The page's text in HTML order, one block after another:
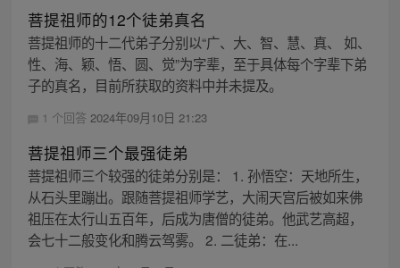
菩提祖师的12个徒弟真名
菩提祖师的十二代弟子分别以“广、大、智、慧、真、 如、
性、海、颖、悟、圆、觉”为字辈，至于具体每个字辈下弟
子的真名，目前所获取的资料中并未提及。
1 个回答 2024年09月10日 21:23
菩提祖师三个最强徒弟
菩提祖师三个较强的徒弟分别是： 1. 孙悟空：天地所生，
从石头里蹦出。跟随菩提祖师学艺，大闹天宫后被如来佛
祖压在太行山五百年，后成为唐僧的徒弟。他武艺高超，
会七十二般变化和腾云驾雾。 2. 二徒弟：在...